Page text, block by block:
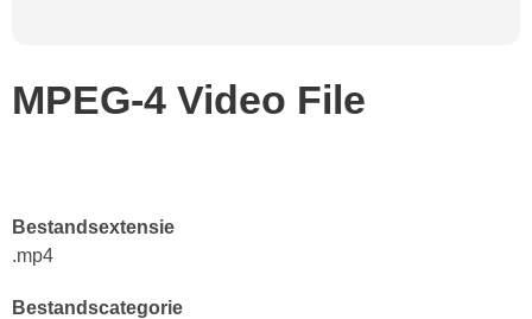
MPEG-4 Video File
Bestandsextensie
.mp4
Bestandscategorie